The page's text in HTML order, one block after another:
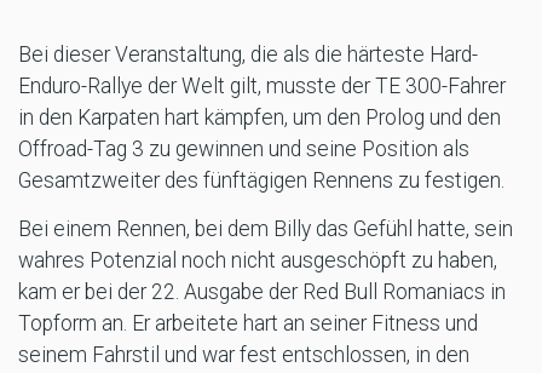
Bei dieser Veranstaltung, die als die härteste Hard-
Enduro-Rallye der Welt gilt, musste der TE 300-Fahrer
in den Karpaten hart kämpfen, um den Prolog und den
Offroad-Tag 3 zu gewinnen und seine Position als
Gesamtzweiter des fünftägigen Rennens zu festigen.
Bei einem Rennen, bei dem Billy das Gefühl hatte, sein
wahres Potenzial noch nicht ausgeschöpft zu haben,
kam er bei der 22. Ausgabe der Red Bull Romaniacs in
Topform an. Er arbeitete hart an seiner Fitness und
seinem Fahrstil und war fest entschlossen, in den